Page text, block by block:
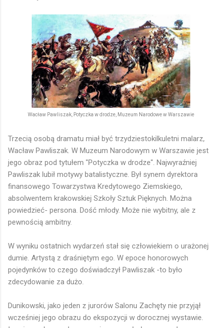
Wacław Pawliszak, Potyczka w drodze, Muzeum Narodowe w Warszawie
Trzecią osobą dramatu miał być trzydziestokilkuletni malarz,
Wacław Pawliszak. W Muzeum Narodowym w Warszawie jest
jego obraz pod tytułem "Potyczka w drodze". Najwyraźniej
Pawliszak lubił motywy batalistyczne. Był synem dyrektora
finansowego Towarzystwa Kredytowego Ziemskiego,
absolwentem krakowskiej Szkoły Sztuk Pięknych. Można
powiedzieć- persona. Dość młody. Może nie wybitny, ale z
pewnością ambitny.
W wyniku ostatnich wydarzeń stał się człowiekiem o urażonej
dumie. Artystą z draśniętym ego. W epoce honorowych
pojedynków to czego doświadczył Pawliszak -to było
zdecydowanie za dużo.
Dunikowski, jako jeden z jurorów Salonu Zachęty nie przyjął
wcześniej jego obrazu do ekspozycji w dorocznej wystawie.